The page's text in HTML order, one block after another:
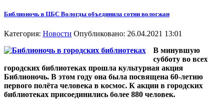
Библионочь в ЦБС Вологды объединила сотни вологжан
Категория: Новости Опубликовано: 26.04.2021 13:01
В минувшую
субботу во всех
городских библиотеках прошла культурная акция
Библионочь. В этом году она была посвящена 60-летию
первого полёта человека в космос. К акции в городских
библиотеках присоединились более 880 человек.